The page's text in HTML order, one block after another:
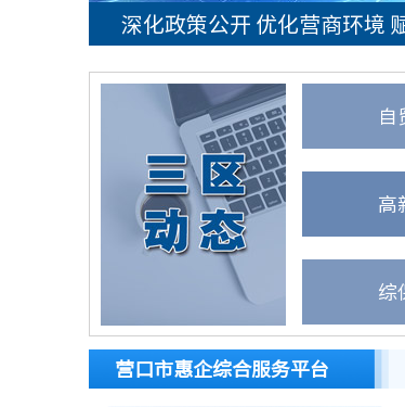
深化政策公开 优化营商环境
共筑保密防线 公民人人有责
高
综
营口市惠企综合服务平台